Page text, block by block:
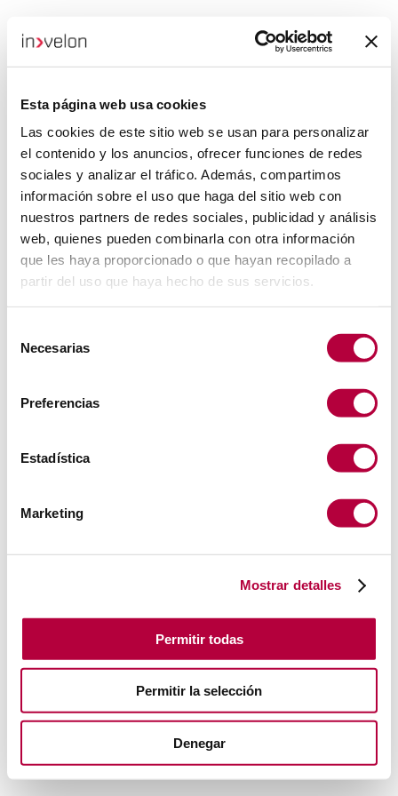
Esta página web usa cookies
Las cookies de este sitio web se usan para personalizar
el contenido y los anuncios, ofrecer funciones de redes
sociales y analizar el tráfico. Además, compartimos
información sobre el uso que haga del sitio web con
nuestros partners de redes sociales, publicidad y análisis
web, quienes pueden combinarla con otra información
que les haya proporcionado o que hayan recopilado a
partir del uso que haya hecho de sus servicios.
Necesarias
Preferencias
Estadística
Marketing
Mostrar detalles
Permitir todas
Permitir la selección
Denegar